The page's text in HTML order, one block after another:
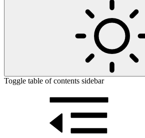
Toggle table of contents sidebar